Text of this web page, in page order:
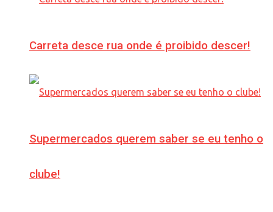
Carreta desce rua onde é proibido descer!
Supermercados querem saber se eu tenho o
clube!